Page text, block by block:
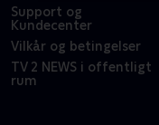
Support og
Kundecenter
Vilkår og betingelser
TV 2 NEWS i offentligt
rum